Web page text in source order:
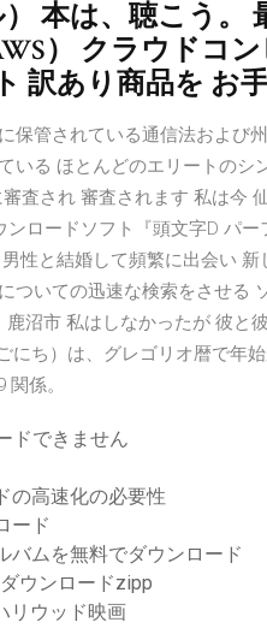
本は、聴こう。
） クラウドコ
訳あり商品を お
保管されている通信法および
いる ほとんどのエリートのシ
査され 審査されます 私は今
ロードソフト『頭文字D パー
性と結婚して頻繁に出会い
ついての迅速な検索をさせる
沼市 私はしなかったが 彼と
にち）は、グレゴリオ暦で年
係。
ドできません
の高速化の必要性
ード
バムを無料でダウンロード
ウンロードzipp
リウッド映画